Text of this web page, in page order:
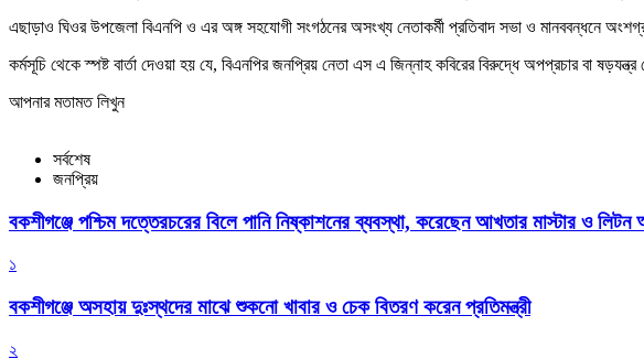
এছাড়াও ঘিওর উপজেলা বিএনপি ও এর অঙ্গ সহযোগী সংগঠনের অসংখ্য নেতাকর্মী প্রতিবাদ সভা ও মানববন্ধনে
কর্মসূচি থেকে স্পষ্ট বার্তা দেওয়া হয় যে, বিএনপির জনপ্রিয় নেতা এস এ জিন্নাহ কবিরের বিরুদ্ধে অপপ্রচার বা
আপনার মতামত লিখুন
সর্বশেষ
জনপ্রিয়
বকশীগঞ্জে পশ্চিম দত্তেরচরের বিলে পানি নিষ্কাশনের ব্যবস্থা, করেছেন আখতার মাস্টার ও লিটন
১
বকশীগঞ্জে অসহায় দুঃস্থদের মাঝে শুকনো খাবার ও চেক বিতরণ করেন প্রতিমন্ত্রী
২